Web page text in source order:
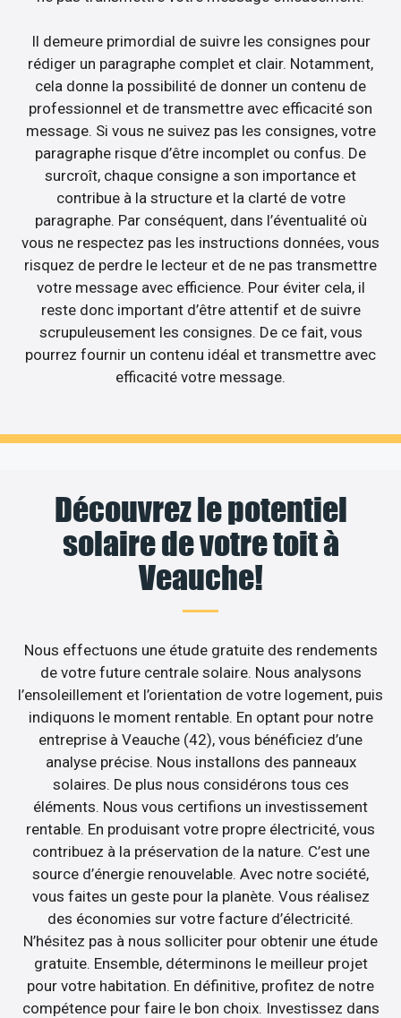
Il demeure primordial de suivre les consignes pour
rédiger un paragraphe complet et clair. Notamment,
cela donne la possibilité de donner un contenu de
professionnel et de transmettre avec efficacité son
message. Si vous ne suivez pas les consignes, votre
paragraphe risque d’être incomplet ou confus. De
surcroît, chaque consigne a son importance et
contribue à la structure et la clarté de votre
paragraphe. Par conséquent, dans l’éventualité où
vous ne respectez pas les instructions données, vous
risquez de perdre le lecteur et de ne pas transmettre
votre message avec efficience. Pour éviter cela, il
reste donc important d’être attentif et de suivre
scrupuleusement les consignes. De ce fait, vous
pourrez fournir un contenu idéal et transmettre avec
efficacité votre message.
Découvrez le potentiel
solaire de votre toit à
Veauche!
Nous effectuons une étude gratuite des rendements
de votre future centrale solaire. Nous analysons
l’ensoleillement et l’orientation de votre logement, puis
indiquons le moment rentable. En optant pour notre
entreprise à Veauche (42), vous bénéficiez d’une
analyse précise. Nous installons des panneaux
solaires. De plus nous considérons tous ces
éléments. Nous vous certifions un investissement
rentable. En produisant votre propre électricité, vous
contribuez à la préservation de la nature. C’est une
source d’énergie renouvelable. Avec notre société,
vous faites un geste pour la planète. Vous réalisez
des économies sur votre facture d’électricité.
N’hésitez pas à nous solliciter pour obtenir une étude
gratuite. Ensemble, déterminons le meilleur projet
pour votre habitation. En définitive, profitez de notre
compétence pour faire le bon choix. Investissez dans